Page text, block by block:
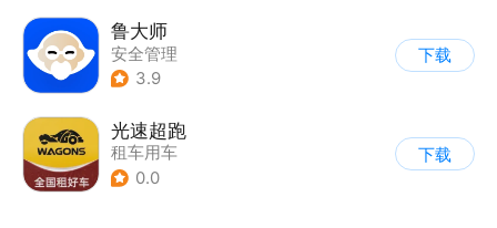
鲁大师
安全管理
3.9
下载
光速超跑
租车用车
0.0
下载